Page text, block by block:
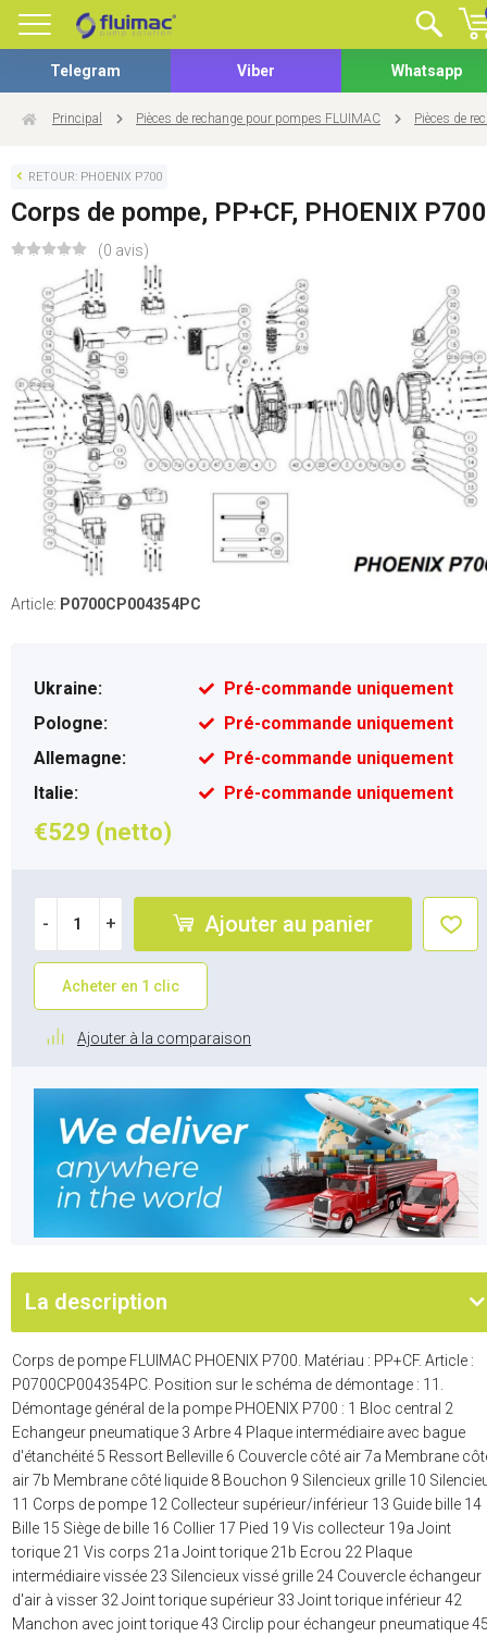
Telegram Viber Whatsapp
Principal Pièces de rechange pour pompes FLUIMAC Pièces de
RETOUR: PHOENIX P700
Corps de pompe, PP+CF, PHOENIX P700
(0 avis)
Article: P0700CP004354PC
Ukraine:
Pré-commande uniquement
Pologne:
Pré-commande uniquement
Allemagne:
Pré-commande uniquement
Italie:
Pré-commande uniquement
€529 (netto)
- + Ajouter au panier
Acheter en 1 clic
Ajouter à la comparaison
La description
Corps de pompe FLUIMAC PHOENIX P700. Matériau : PP+CF. Article :
P0700CP004354PC. Position sur le schéma de démontage : 11.
Démontage général de la pompe PHOENIX P700 : 1 Bloc central 2
Echangeur pneumatique 3 Arbre 4 Plaque intermédiaire avec bague
d'étanchéité 5 Ressort Belleville 6 Couvercle côté air 7a Membrane
air 7b Membrane côté liquide 8 Bouchon 9 Silencieux grille 10
11 Corps de pompe 12 Collecteur supérieur/inférieur 13 Guide bille 14
Bille 15 Siège de bille 16 Collier 17 Pied 19 Vis collecteur 19a Joint
torique 21 Vis corps 21a Joint torique 21b Ecrou 22 Plaque
intermédiaire vissée 23 Silencieux vissé grille 24 Couvercle échangeur
d'air à visser 32 Joint torique supérieur 33 Joint torique inférieur 42
Manchon avec joint torique 43 Circlip pour échangeur pneumatique